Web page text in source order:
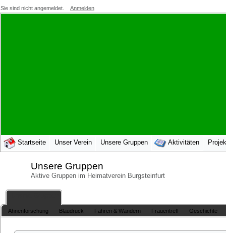
Sie sind nicht angemeldet. Anmelden
Startseite Unser Verein Unsere Gruppen Aktivitäten
Unsere Gruppen
Aktive Gruppen im Heimatverein Burgsteinfurt
Ahnenforschung Blaudruck Fahren & Wandern Frauentreff Geschichte